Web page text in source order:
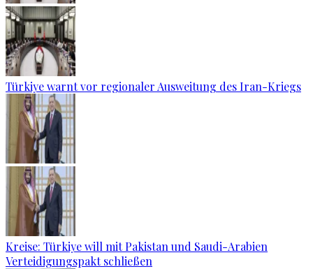
Türkiye warnt vor regionaler Ausweitung des Iran-Kriegs
Kreise: Türkiye will mit Pakistan und Saudi-Arabien
Verteidigungspakt schließen